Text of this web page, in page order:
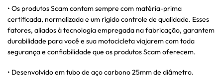
• Os produtos Scam contam sempre com matéria-prima
certificada, normalizada e um rígido controle de qualidade. Esses
fatores, aliados à tecnologia empregada na fabricação, garantem
durabilidade para você e sua motocicleta viajarem com toda
segurança e confiabilidade que os produtos Scam oferecem.
• Desenvolvido em tubo de aço carbono 25mm de diâmetro.